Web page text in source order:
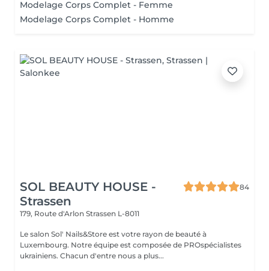
Modelage Corps Complet - Femme
Modelage Corps Complet - Homme
SOL BEAUTY HOUSE -
Strassen
84
179, Route d'Arlon Strassen L-8011
Le salon Sol' Nails&Store est votre rayon de beauté à
Luxembourg. Notre équipe est composée de PROspécialistes
ukrainiens. Chacun d'entre nous a plus...